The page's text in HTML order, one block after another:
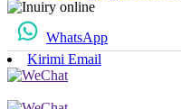
WhatsApp
Kirimi Email